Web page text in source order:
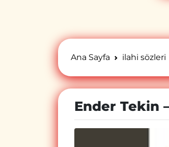
Ana Sayfa ilahi sözleri
Ender Tekin